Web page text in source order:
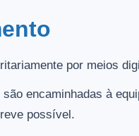
por meios
encaminhadas à
possível.